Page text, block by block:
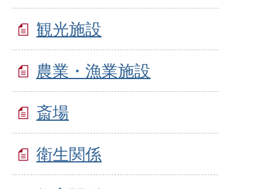
観光施設
農業・漁業施設
斎場
衛生関係